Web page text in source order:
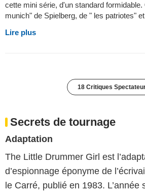
cette mini série, d'un standard
munich" de Spielberg, de " les patriotes"
Lire plus
18 Critiques
Secrets de tournage
Adaptation
The Little Drummer Girl est
d’espionnage éponyme de
le Carré, publié en 1983. L’année